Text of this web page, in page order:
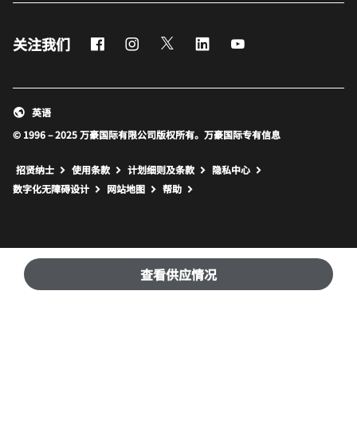
查看供应情况
关注我们 FacebookInstagram
Twitter LinkedIn
© 1996 – 2025 万豪国际有限公司版权所有。万豪国际专有信息
英语
招贤纳士 使用条款 计划细则及条款
隐私中心
数字化无障碍设计
网站地图 打开新窗口
帮助